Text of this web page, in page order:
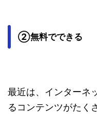
②無料でできる
最近は、インターネ
るコンテンツがたく